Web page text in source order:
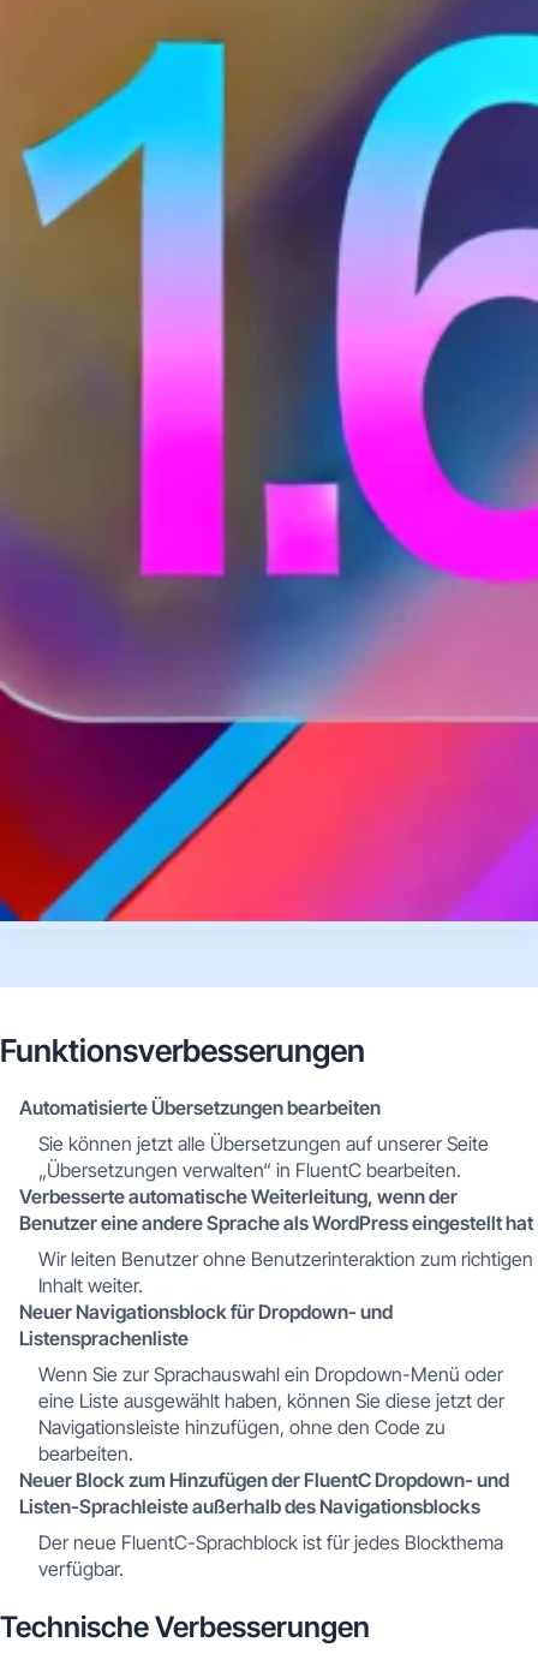
Funktionsverbesserungen
Automatisierte Übersetzungen bearbeiten
Sie können jetzt alle Übersetzungen auf unserer Seite
„Übersetzungen verwalten“ in FluentC bearbeiten.
Verbesserte automatische Weiterleitung, wenn der
Benutzer eine andere Sprache als WordPress eingestellt hat
Wir leiten Benutzer ohne Benutzerinteraktion zum richtigen
Inhalt weiter.
Neuer Navigationsblock für Dropdown- und
Listensprachenliste
Wenn Sie zur Sprachauswahl ein Dropdown-Menü oder
eine Liste ausgewählt haben, können Sie diese jetzt der
Navigationsleiste hinzufügen, ohne den Code zu
bearbeiten.
Neuer Block zum Hinzufügen der FluentC Dropdown- und
Listen-Sprachleiste außerhalb des Navigationsblocks
Der neue FluentC-Sprachblock ist für jedes Blockthema
verfügbar.
Technische Verbesserungen